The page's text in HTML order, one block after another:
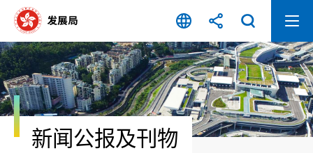
容
开
始
新闻公报及刊物